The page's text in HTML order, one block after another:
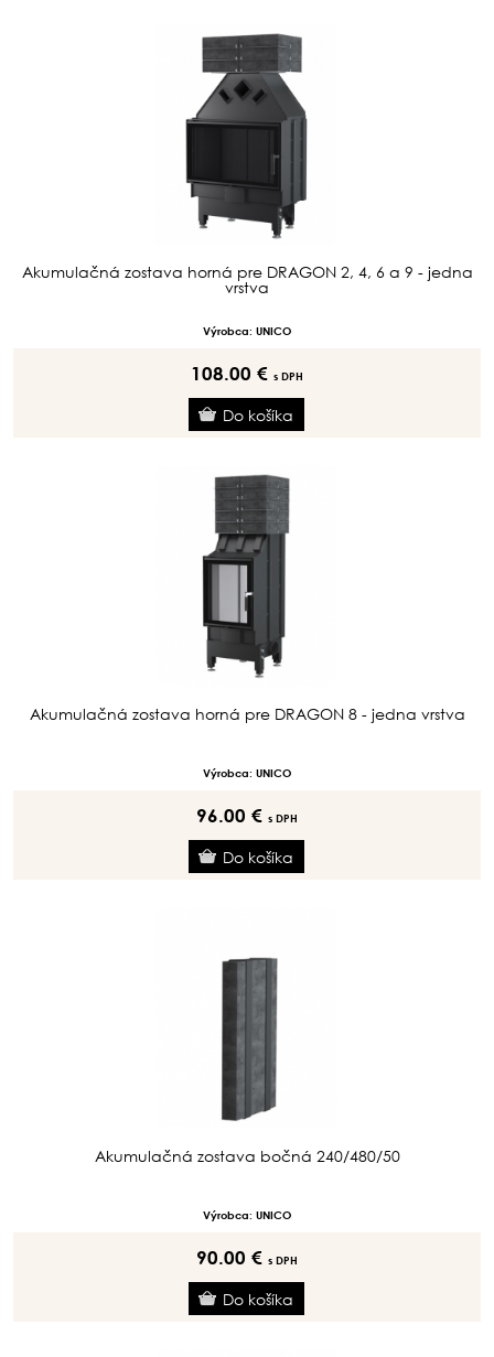
Akumulačná zostava horná pre DRAGON 2, 4, 6 a 9 - jedna
vrstva
Výrobca: UNICO
108.00 € s DPH
Akumulačná zostava horná pre DRAGON 8 - jedna vrstva
Výrobca: UNICO
96.00 € s DPH
Akumulačná zostava bočná 240/480/50
Výrobca: UNICO
90.00 € s DPH